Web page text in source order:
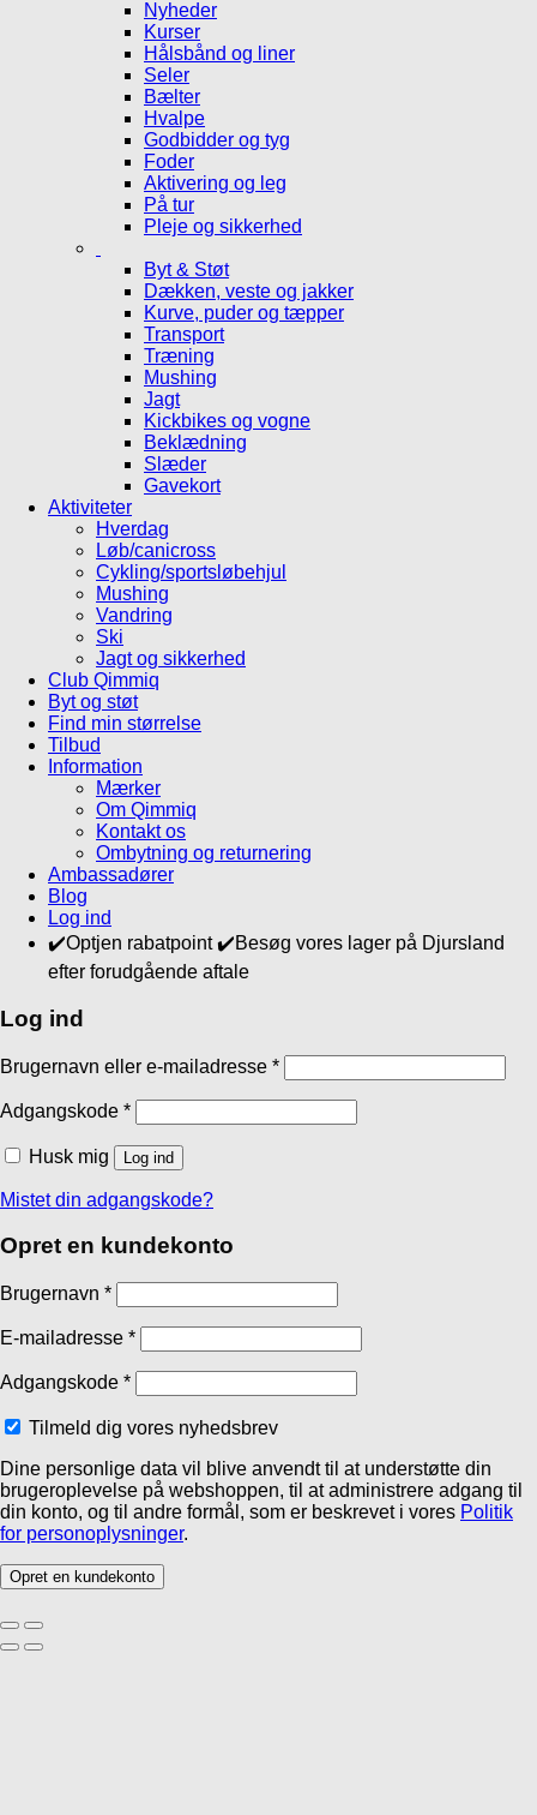
Nyheder
Kurser
Hålsbånd og liner
Seler
Bælter
Hvalpe
Godbidder og tyg
Foder
Aktivering og leg
På tur
Pleje og sikkerhed
Byt & Støt
Dækken, veste og jakker
Kurve, puder og tæpper
Transport
Træning
Mushing
Jagt
Kickbikes og vogne
Beklædning
Slæder
Gavekort
Aktiviteter
Hverdag
Løb/canicross
Cykling/sportsløbehjul
Mushing
Vandring
Ski
Jagt og sikkerhed
Club Qimmiq
Byt og støt
Find min størrelse
Tilbud
Information
Mærker
Om Qimmiq
Kontakt os
Ombytning og returnering
Ambassadører
Blog
Log ind
✔️Optjen rabatpoint ✔️Besøg vores lager på Djursland
efter forudgående aftale
Log ind
Brugernavn eller e-mailadresse *
Adgangskode *
Husk mig Log ind
Mistet din adgangskode?
Opret en kundekonto
Brugernavn *
E-mailadresse *
Adgangskode *
Tilmeld dig vores nyhedsbrev
Dine personlige data vil blive anvendt til at understøtte din
brugeroplevelse på webshoppen, til at administrere adgang til
din konto, og til andre formål, som er beskrevet i vores Politik
for personoplysninger.
Opret en kundekonto